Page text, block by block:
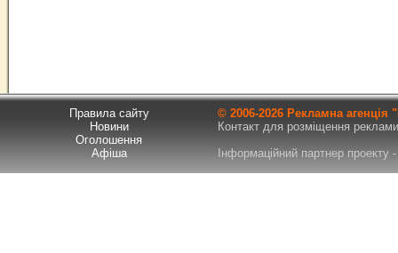
Правила сайту
Новини
Оголошення
Афіша
© 2006-2026 Рекламна
Контакт для розміщення
Інформаційний партнер проекту